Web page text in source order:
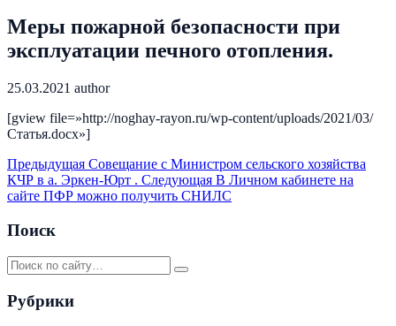
Меры пожарной безопасности при
эксплуатации печного отопления.
25.03.2021 author
[gview file=»http://noghay-rayon.ru/wp-content/uploads/2021/03/
Статья.docx»]
Предыдущая Совещание с Министром сельского хозяйства
КЧР в а. Эркен-Юрт . Следующая В Личном кабинете на
сайте ПФР можно получить СНИЛС
Поиск
Рубрики